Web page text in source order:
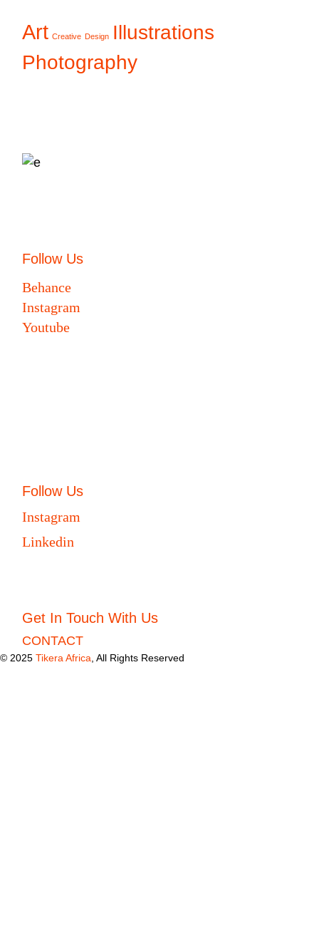
Art Creative Design Illustrations
Photography
Follow Us
Behance
Instagram
Youtube
Follow Us
Instagram
Linkedin
Get In Touch With Us
CONTACT
© 2025 Tikera Africa , All Rights Reserved